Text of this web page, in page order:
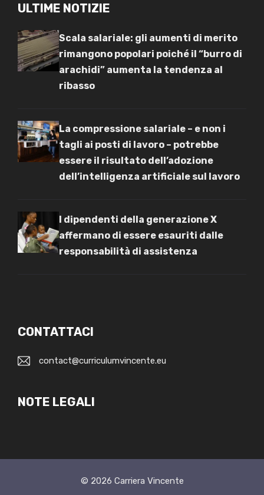
ULTIME NOTIZIE
Scala salariale: gli aumenti di merito
rimangono popolari poiché il “burro di
arachidi” aumenta la tendenza al
ribasso
La compressione salariale – e non i
tagli ai posti di lavoro – potrebbe
essere il risultato dell’adozione
dell’intelligenza artificiale sul lavoro
I dipendenti della generazione X
affermano di essere esauriti dalle
responsabilità di assistenza
CONTATTACI
contact@curriculumvincente.eu
NOTE LEGALI
© 2026 Carriera Vincente